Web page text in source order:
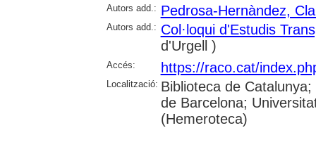
Autors add.: Pedrosa-Hernàndez,
Autors add.: Col·loqui d'Estudis
d'Urgell )
Accés: https://raco.cat/
Localització: Biblioteca de
de Barcelona;
(Hemeroteca)